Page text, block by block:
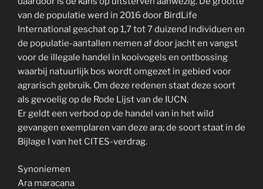
van de populatie werd in 2016 door BirdLife
International geschat op 1,7 tot 7 duizend individuen en
de populatie-aantallen nemen af door jacht en vangst
voor de illegale handel in kooivogels en ontbossing
waarbij natuurlijk bos wordt omgezet in gebied voor
agrarisch gebruik. Om deze redenen staat deze soort
als gevoelig op de Rode Lijst van de IUCN.
Er geldt een verbod op de handel van in het wild
gevangen exemplaren van deze ara; de soort staat in de
Bijlage I van het CITES-verdrag.
Synoniemen
Ara maracana